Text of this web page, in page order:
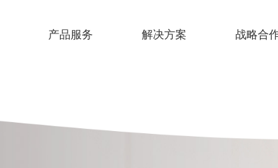
产品服务 解决方案 战略合